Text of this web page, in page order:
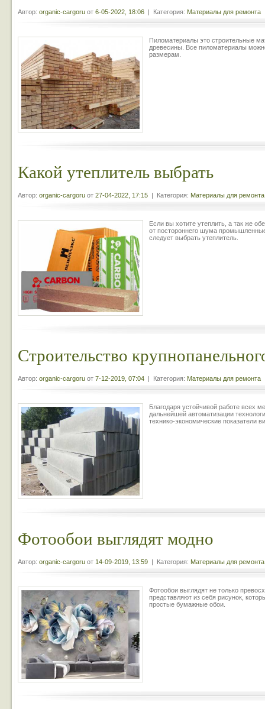
Автор: organic-cargoru от 6-05-2022, 18:06 | Категория: Материалы для ремонта
Пиломатериалы это строительные
древесины. Все пиломатериалы
размерам.
Какой утеплитель выбрать
Автор: organic-cargoru от 27-04-2022, 17:15 | Категория: Материалы для ремонта
Если вы хотите утеплить, а так же
от постороннего шума
следует выбрать утеплитель.
Строительство
Автор: organic-cargoru от 7-12-2019, 07:04 | Категория: Материалы для ремонта
Благодаря устойчивой работе всех
дальнейшей автоматизации
технико-экономические показатели
Фотообои выглядят модно
Автор: organic-cargoru от 14-09-2019, 13:59 | Категория: Материалы для ремонта
Фотообои выглядят не только
представляют из себя рисунок,
простые бумажные обои.